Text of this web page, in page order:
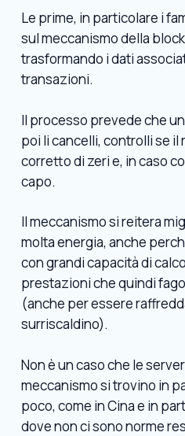
Le prime, in particolare i
sul meccanismo della
trasformando i dati
transazioni.
Il processo prevede che
poi li cancelli, controlli se il
corretto di zeri e, in caso
capo.
Il meccanismo si reitera
molta energia, anche
con grandi capacità di
prestazioni che quindi
(anche per essere
surriscaldino).
Non è un caso che le
meccanismo si trovino in
poco, come in Cina e in
dove non ci sono norme